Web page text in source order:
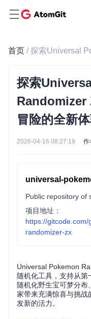
首页
探索
Randomizer
冒险的全新
2026-04-16 08:27:19 作
项目地址：
https://
randomizer-zx
Universal Pokemon
随机化工具，支持从
随机化野生宝可梦分
家带来充满惊喜与挑战
发新的活力。